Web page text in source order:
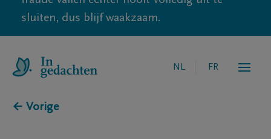
sluiten, dus blijf waakzaam.
NL FR
← Vorige